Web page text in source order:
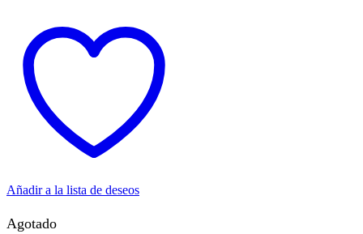
Añadir a la lista de deseos
Agotado